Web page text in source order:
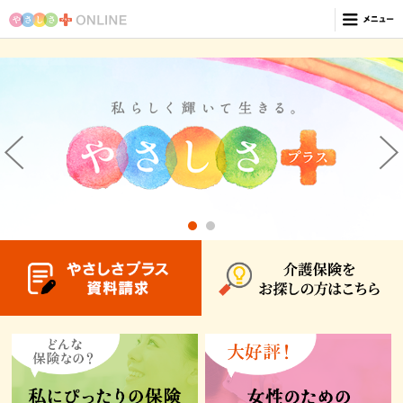
私にぴったりの保険やさしさプラス
女性のための健康相談サービス
やさしさプラスの収入サポート
やさしさプラスの社会貢献活動
乳がん検診の基礎知識
「乳房再建」という選択肢
がん外見ケア
明日を生きる力を育てる
世界の女性を応援するプロジェクト
やさしさプラスの朝日生命